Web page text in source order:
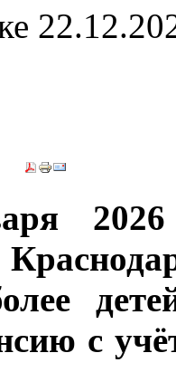
2026
с